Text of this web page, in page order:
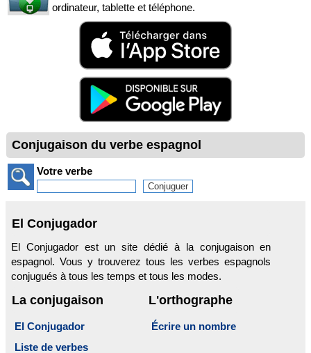
ordinateur, tablette et téléphone.
Conjugaison du verbe espagnol
Votre verbe
El Conjugador
El Conjugador est un site dédié à la conjugaison en
espagnol. Vous y trouverez tous les verbes espagnols
conjugués à tous les temps et tous les modes.
La conjugaison
El Conjugador
Liste de verbes
L'orthographe
Écrire un nombre